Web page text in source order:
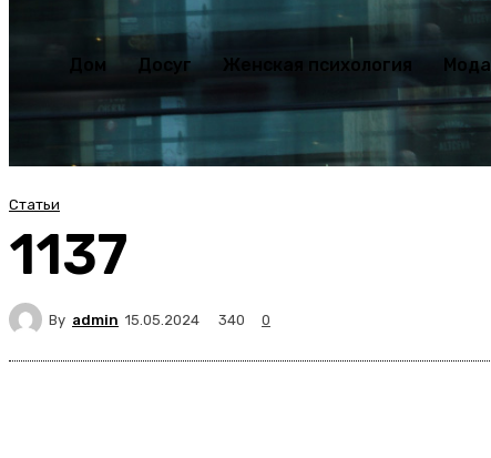
Дом Досуг Женская психология Мода
Статьи
1137
By admin 15.05.2024 340 0